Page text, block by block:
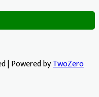
| Powered byTwoZero